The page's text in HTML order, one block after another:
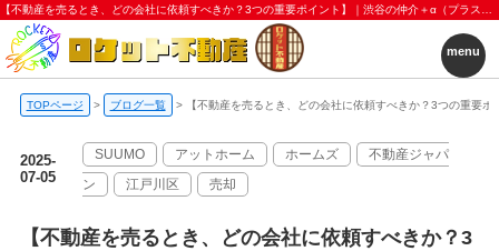
menu
TOPページ > ブログ一覧 > 【不動産を売るとき、どの会社に依頼すべきか？3つの重要ポ
2025-
07-05
SUUMO アットホーム ホームズ
不動産ジャパ
ン
江戸川区 売却
【不動産を売るとき、どの会社に依頼すべきか？3